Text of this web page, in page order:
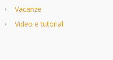
Vacanze
Video e tutorial